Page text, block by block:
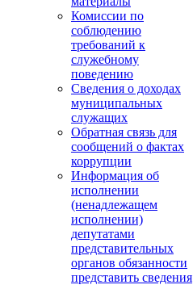
Комиссии по
соблюдению
требований к
служебному
поведению
Сведения о доходах
муниципальных
служащих
Обратная связь для
сообщений о фактах
коррупции
Информация об
исполнении
(ненадлежащем
исполнении)
депутатами
представительных
органов обязанности
представить сведения